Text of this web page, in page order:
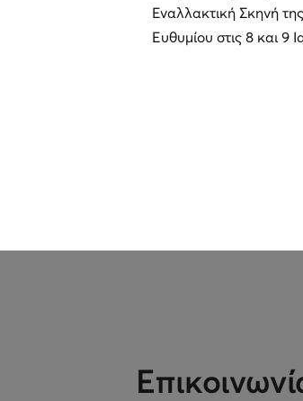
Εναλλακτική Σκηνή
Ευθυμίου στις 8 και 9